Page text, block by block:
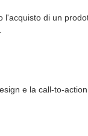
di un
e la call-to-